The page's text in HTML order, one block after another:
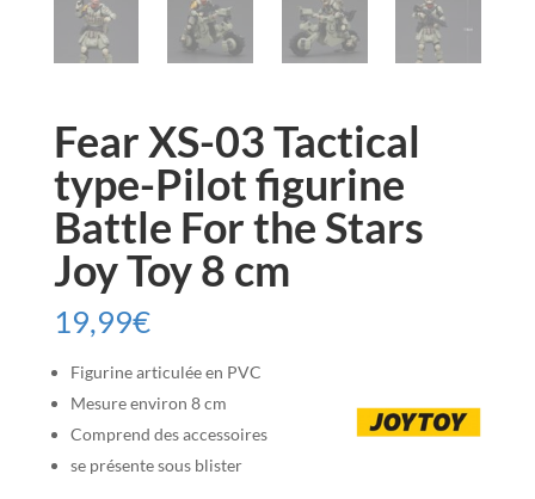
Fear XS-03 Tactical
type-Pilot figurine
Battle For the Stars
Joy Toy 8 cm
19,99€
Figurine articulée en PVC
Mesure environ 8 cm
Comprend des accessoires
se présente sous blister